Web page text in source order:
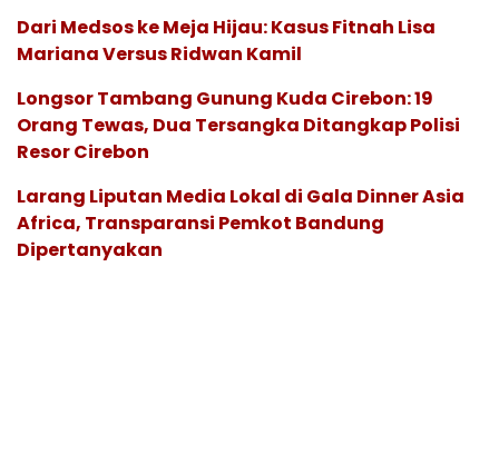
Dari Medsos ke Meja Hijau: Kasus Fitnah Lisa
Mariana Versus Ridwan Kamil
Longsor Tambang Gunung Kuda Cirebon: 19
Orang Tewas, Dua Tersangka Ditangkap Polisi
Resor Cirebon
Larang Liputan Media Lokal di Gala Dinner Asia
Africa, Transparansi Pemkot Bandung
Dipertanyakan